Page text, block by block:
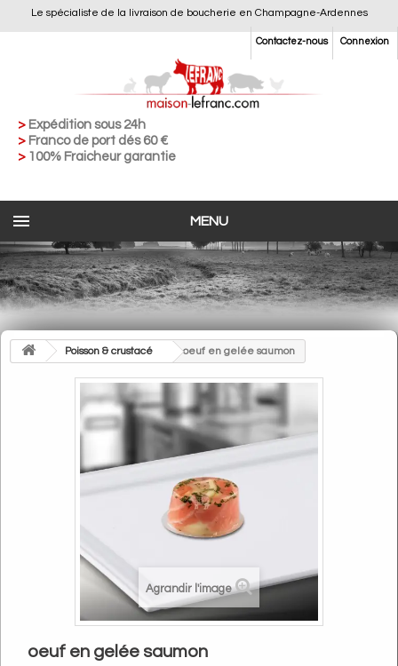
Le spécialiste de la livraison de boucherie en Champagne-Ardennes
Connexion
Contactez-nous
> Expédition sous 24h
> Franco de port dés 60 €
> 100% Fraicheur garantie
MENU
> Poisson & crustacé > oeuf en gelée saumon
Agrandir l'image
oeuf en gelée saumon